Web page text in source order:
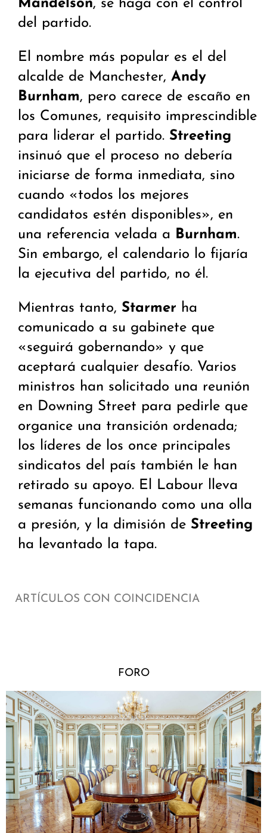
Mandelson, se haga con el control
del partido.
El nombre más popular es el del
alcalde de Manchester, Andy
Burnham, pero carece de escaño en
los Comunes, requisito imprescindible
para liderar el partido. Streeting
insinuó que el proceso no debería
iniciarse de forma inmediata, sino
cuando «todos los mejores
candidatos estén disponibles», en
una referencia velada a Burnham.
Sin embargo, el calendario lo fijaría
la ejecutiva del partido, no él.
Mientras tanto, Starmer ha
comunicado a su gabinete que
«seguirá gobernando» y que
aceptará cualquier desafío. Varios
ministros han solicitado una reunión
en Downing Street para pedirle que
organice una transición ordenada;
los líderes de los once principales
sindicatos del país también le han
retirado su apoyo. El Labour lleva
semanas funcionando como una olla
a presión, y la dimisión de Streeting
ha levantado la tapa.
ARTÍCULOS CON COINCIDENCIA
FORO